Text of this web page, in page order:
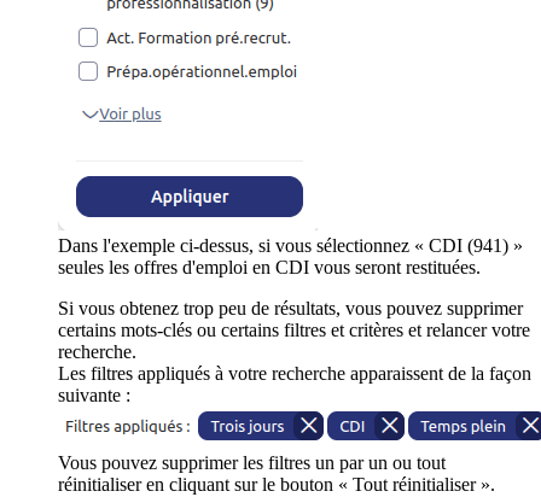
Dans l'exemple ci-dessus, si vous sélectionnez « CDI (941) »
seules les offres d'emploi en CDI vous seront restituées.
Si vous obtenez trop peu de résultats, vous pouvez supprimer
certains mots-clés ou certains filtres et critères et relancer votre
recherche.
Les filtres appliqués à votre recherche apparaissent de la façon
suivante :
Vous pouvez supprimer les filtres un par un ou tout
réinitialiser en cliquant sur le bouton « Tout réinitialiser ».